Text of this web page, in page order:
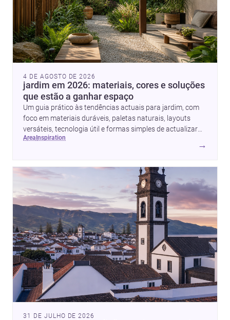
4 DE AGOSTO DE 2026
jardim em 2026: materiais, cores e soluções
que estão a ganhar espaço
Um guia prático às tendências actuais para jardim, com
foco em materiais duráveis, paletas naturais, layouts
versáteis, tecnologia útil e formas simples de actualizar
sem obras totais.
area inspiration
→
31 DE JULHO DE 2026